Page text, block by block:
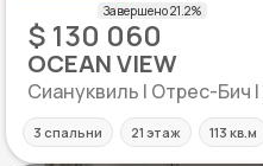
$ 130 060
OCEAN VIEW
Сиануквиль | Отрес-Бич
3 спальни 21 этаж 113 кв.м